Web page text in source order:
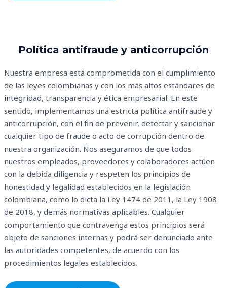
Política antifraude y anticorrupción
Nuestra empresa está comprometida con el cumplimiento
de las leyes colombianas y con los más altos estándares de
integridad, transparencia y ética empresarial. En este
sentido, implementamos una estricta política antifraude y
anticorrupción, con el fin de prevenir, detectar y sancionar
cualquier tipo de fraude o acto de corrupción dentro de
nuestra organización. Nos aseguramos de que todos
nuestros empleados, proveedores y colaboradores actúen
con la debida diligencia y respeten los principios de
honestidad y legalidad establecidos en la legislación
colombiana, como lo dicta la Ley 1474 de 2011, la Ley 1908
de 2018, y demás normativas aplicables. Cualquier
comportamiento que contravenga estos principios será
objeto de sanciones internas y podrá ser denunciado ante
las autoridades competentes, de acuerdo con los
procedimientos legales establecidos.